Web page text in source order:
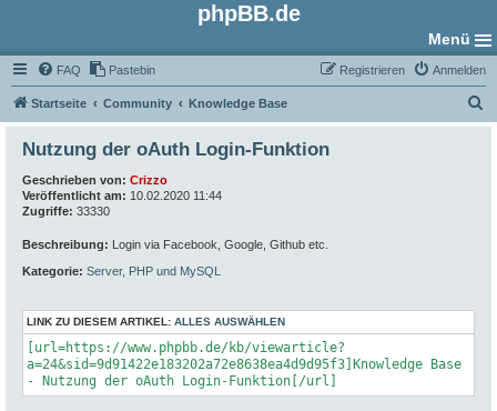
phpBB.de
Menü
FAQ Pastebin Anmelden
Registrieren
Startseite Community Knowledge Base
u
Nutzung der oAuth Login-Funktion
Geschrieben von: Crizzo
Veröffentlicht am: 10.02.2020 11:44
Zugriffe: 33330
Beschreibung: Login via Facebook, Google, Github etc.
Kategorie: Server, PHP und MySQL
LINK ZU DIESEM ARTIKEL: ALLES AUSWÄHLEN
[url=https://www.phpbb.de/kb/viewarticle?
a=24&sid=9d91422e183202a72e8638ea4d9d95f3]Knowledge Base
- Nutzung der oAuth Login-Funktion[/url]